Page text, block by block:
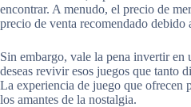
encontrar. A menudo, el precio de
precio de venta recomendado debido
Sin embargo, vale la pena invertir en
deseas revivir esos juegos que tanto
La experiencia de juego que ofrecen
los amantes de la nostalgia.